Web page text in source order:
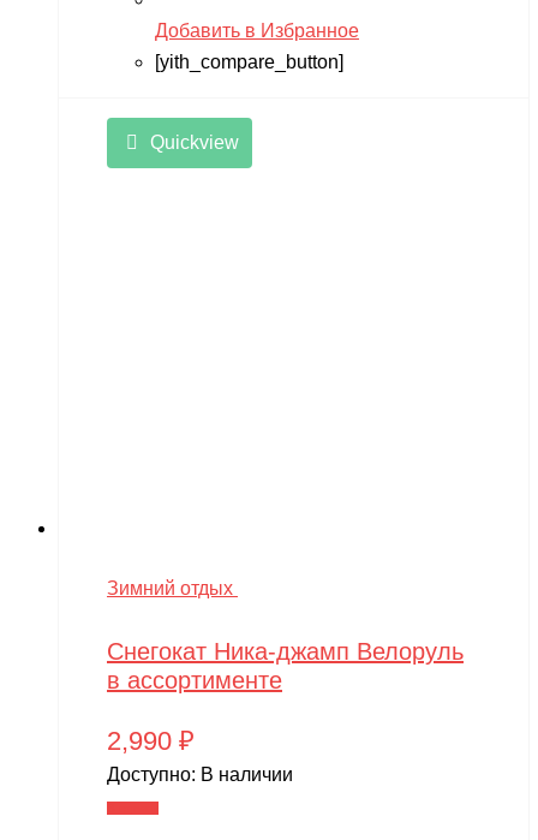
Добавить в Избранное
[yith_compare_button]
Quickview
Зимний отдых
Снегокат Ника-джамп Велоруль
в ассортименте
2,990 ₽
Доступно: В наличии